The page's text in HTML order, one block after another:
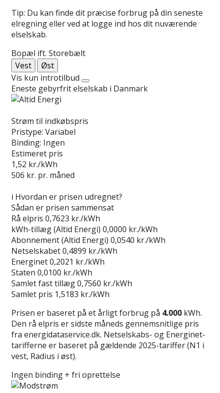
Tip: Du kan finde dit præcise forbrug på din seneste
elregning eller ved at logge ind hos dit nuværende
elselskab.
Bopæl ift. Storebælt
Vest
Øst
Vis kun introtilbud
Eneste gebyrfrit elselskab i Danmark
Strøm til indkøbspris
Pristype: Variabel
Binding: Ingen
Estimeret pris
1,52 kr./kWh
506 kr. pr. måned
i Hvordan er prisen udregnet?
Sådan er prisen sammensat
Rå elpris 0,7623 kr./kWh
kWh-tillæg (Altid Energi) 0,0000 kr./kWh
Abonnement (Altid Energi) 0,0540 kr./kWh
Netselskabet0,4899 kr./kWh
Energinet0,2021 kr./kWh
Staten 0,0100 kr./kWh
Samlet fast tillæg0,7560 kr./kWh
Samlet pris 1,5183 kr./kWh
Prisen er baseret på et årligt forbrug på 4.000 kWh.
Den rå elpris er sidste måneds gennemsnitlige pris
fra energidataservice.dk. Netselskabs- og Energinet-
tarifferne er baseret på gældende 2025-tariffer (N1 i
vest, Radius i øst).
Ingen binding + fri oprettelse